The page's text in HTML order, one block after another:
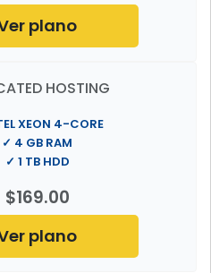
plano
HOSTING
$169.00
XEON 4-CORE
✓ 4 GB RAM
✓ 1 TB HDD
plano